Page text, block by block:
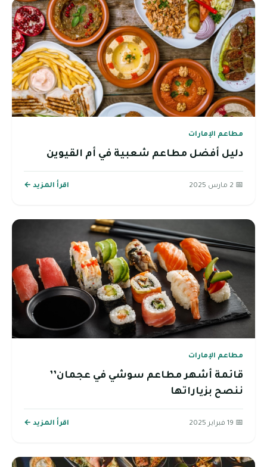
مطاعم الإمارات
دليل أفضل مطاعم شعبية في أم القيوين
📅 2 مارس 2025 اقرأ المزيد ←
مطاعم الإمارات
قائمة أشهر مطاعم سوشي في عجمان’’
ننصح بزياراتها
📅 19 فبراير 2025 اقرأ المزيد ←